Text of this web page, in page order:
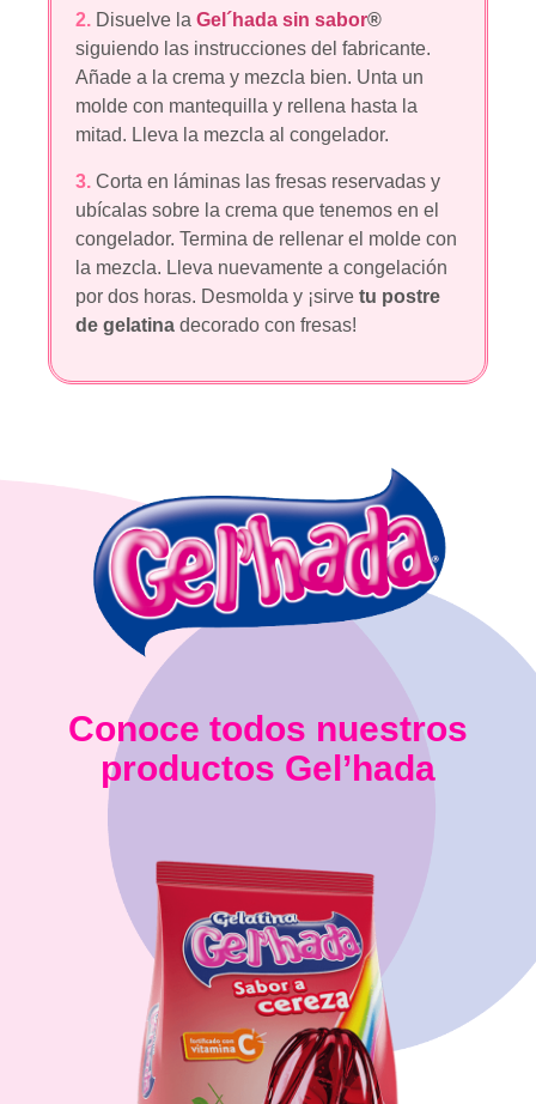
2. Disuelve la Gel´hada sin sabor®
siguiendo las instrucciones del fabricante.
Añade a la crema y mezcla bien. Unta un
molde con mantequilla y rellena hasta la
mitad. Lleva la mezcla al congelador.
3. Corta en láminas las fresas reservadas y
ubícalas sobre la crema que tenemos en el
congelador. Termina de rellenar el molde con
la mezcla. Lleva nuevamente a congelación
por dos horas. Desmolda y ¡sirve tu postre
de gelatina decorado con fresas!
Conoce todos nuestros
productos Gel’hada